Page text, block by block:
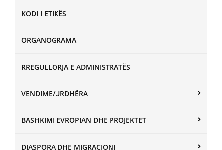
KODI I ETIKËS
ORGANOGRAMA
RREGULLORJA E ADMINISTRATËS
VENDIME/URDHËRA
BASHKIMI EVROPIAN DHE PROJEKTET
DIASPORA DHE MIGRACIONI